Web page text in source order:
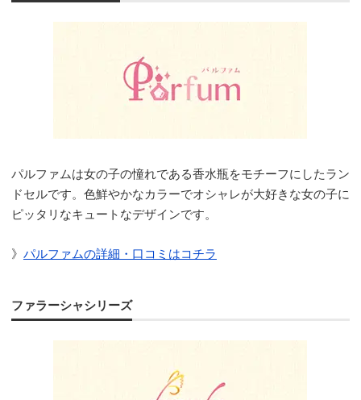
パルファムは女の子の憧れである香水瓶をモチーフにしたラン
ドセルです。色鮮やかなカラーでオシャレが大好きな女の子に
ピッタリなキュートなデザインです。
》 パルファムの詳細・口コミはコチラ
ファラーシャシリーズ